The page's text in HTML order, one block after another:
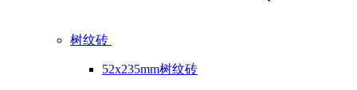
树纹砖
52x235mm树纹砖